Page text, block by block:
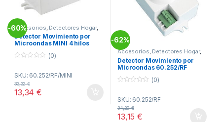
-60%
Accesorios Detectores Hogar,
Hogar
Detector Movimiento por
Microondas MINI 4 hilos
60.252/RF/MINI
u
t
(0)
SKU: 60.252/RF/MINI
13,34€
33,32€
-62%
Accesorios, Detectores Hogar,
Hogar
Detector Movimiento por
Microondas 60.252/RF
u
t
o
f
(0)
SKU: 60.252/RF
13,15€
34,29€